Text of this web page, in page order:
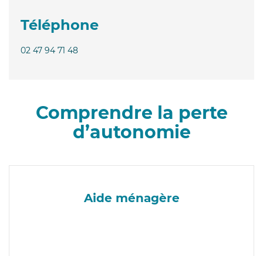
Téléphone
02 47 94 71 48
Comprendre la perte
d’autonomie
Aide ménagère